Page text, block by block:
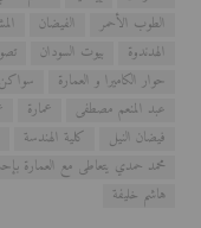
الطوب الأحمر
الفيضان
الهدندوة
بيوت السودان
حوار الكاميرا و العمارة
سواكن
عبد المنعم مصطفى
عمارة
فيضان النيل
كلية الهندسة
محمد حمدي يتعاطى مع العمارة
هاشم خليفة